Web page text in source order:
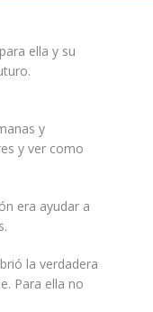
ella y su
y
y ver como
era ayudar a
la verdadera
Para ella no